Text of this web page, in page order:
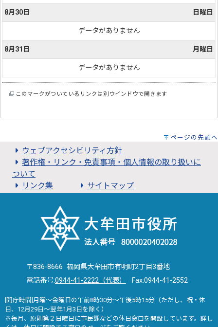
8月30日 日曜日
データがありません
8月31日 月曜日
データがありません
このマークがついているリンクは別ウインドウで開きます
ページの先頭へ
ウェブアクセシビリティ方針
著作権・リンク・免責事項・個人情報の取り扱いに
ついて
リンク集
サイトマップ
〒836-8666 福岡県大牟田市有明町2丁目3番地
電話番号:0944-41-2222（代表） Fax:0944-41-2552
[開庁時間]月曜～金曜日の午前8時30分～午後5時15分（ただし、祝・休
日、12月29日～翌年1月3日を除く）
※毎月、原則第２日曜日に市民課などの休日窓口を開設しています。詳し